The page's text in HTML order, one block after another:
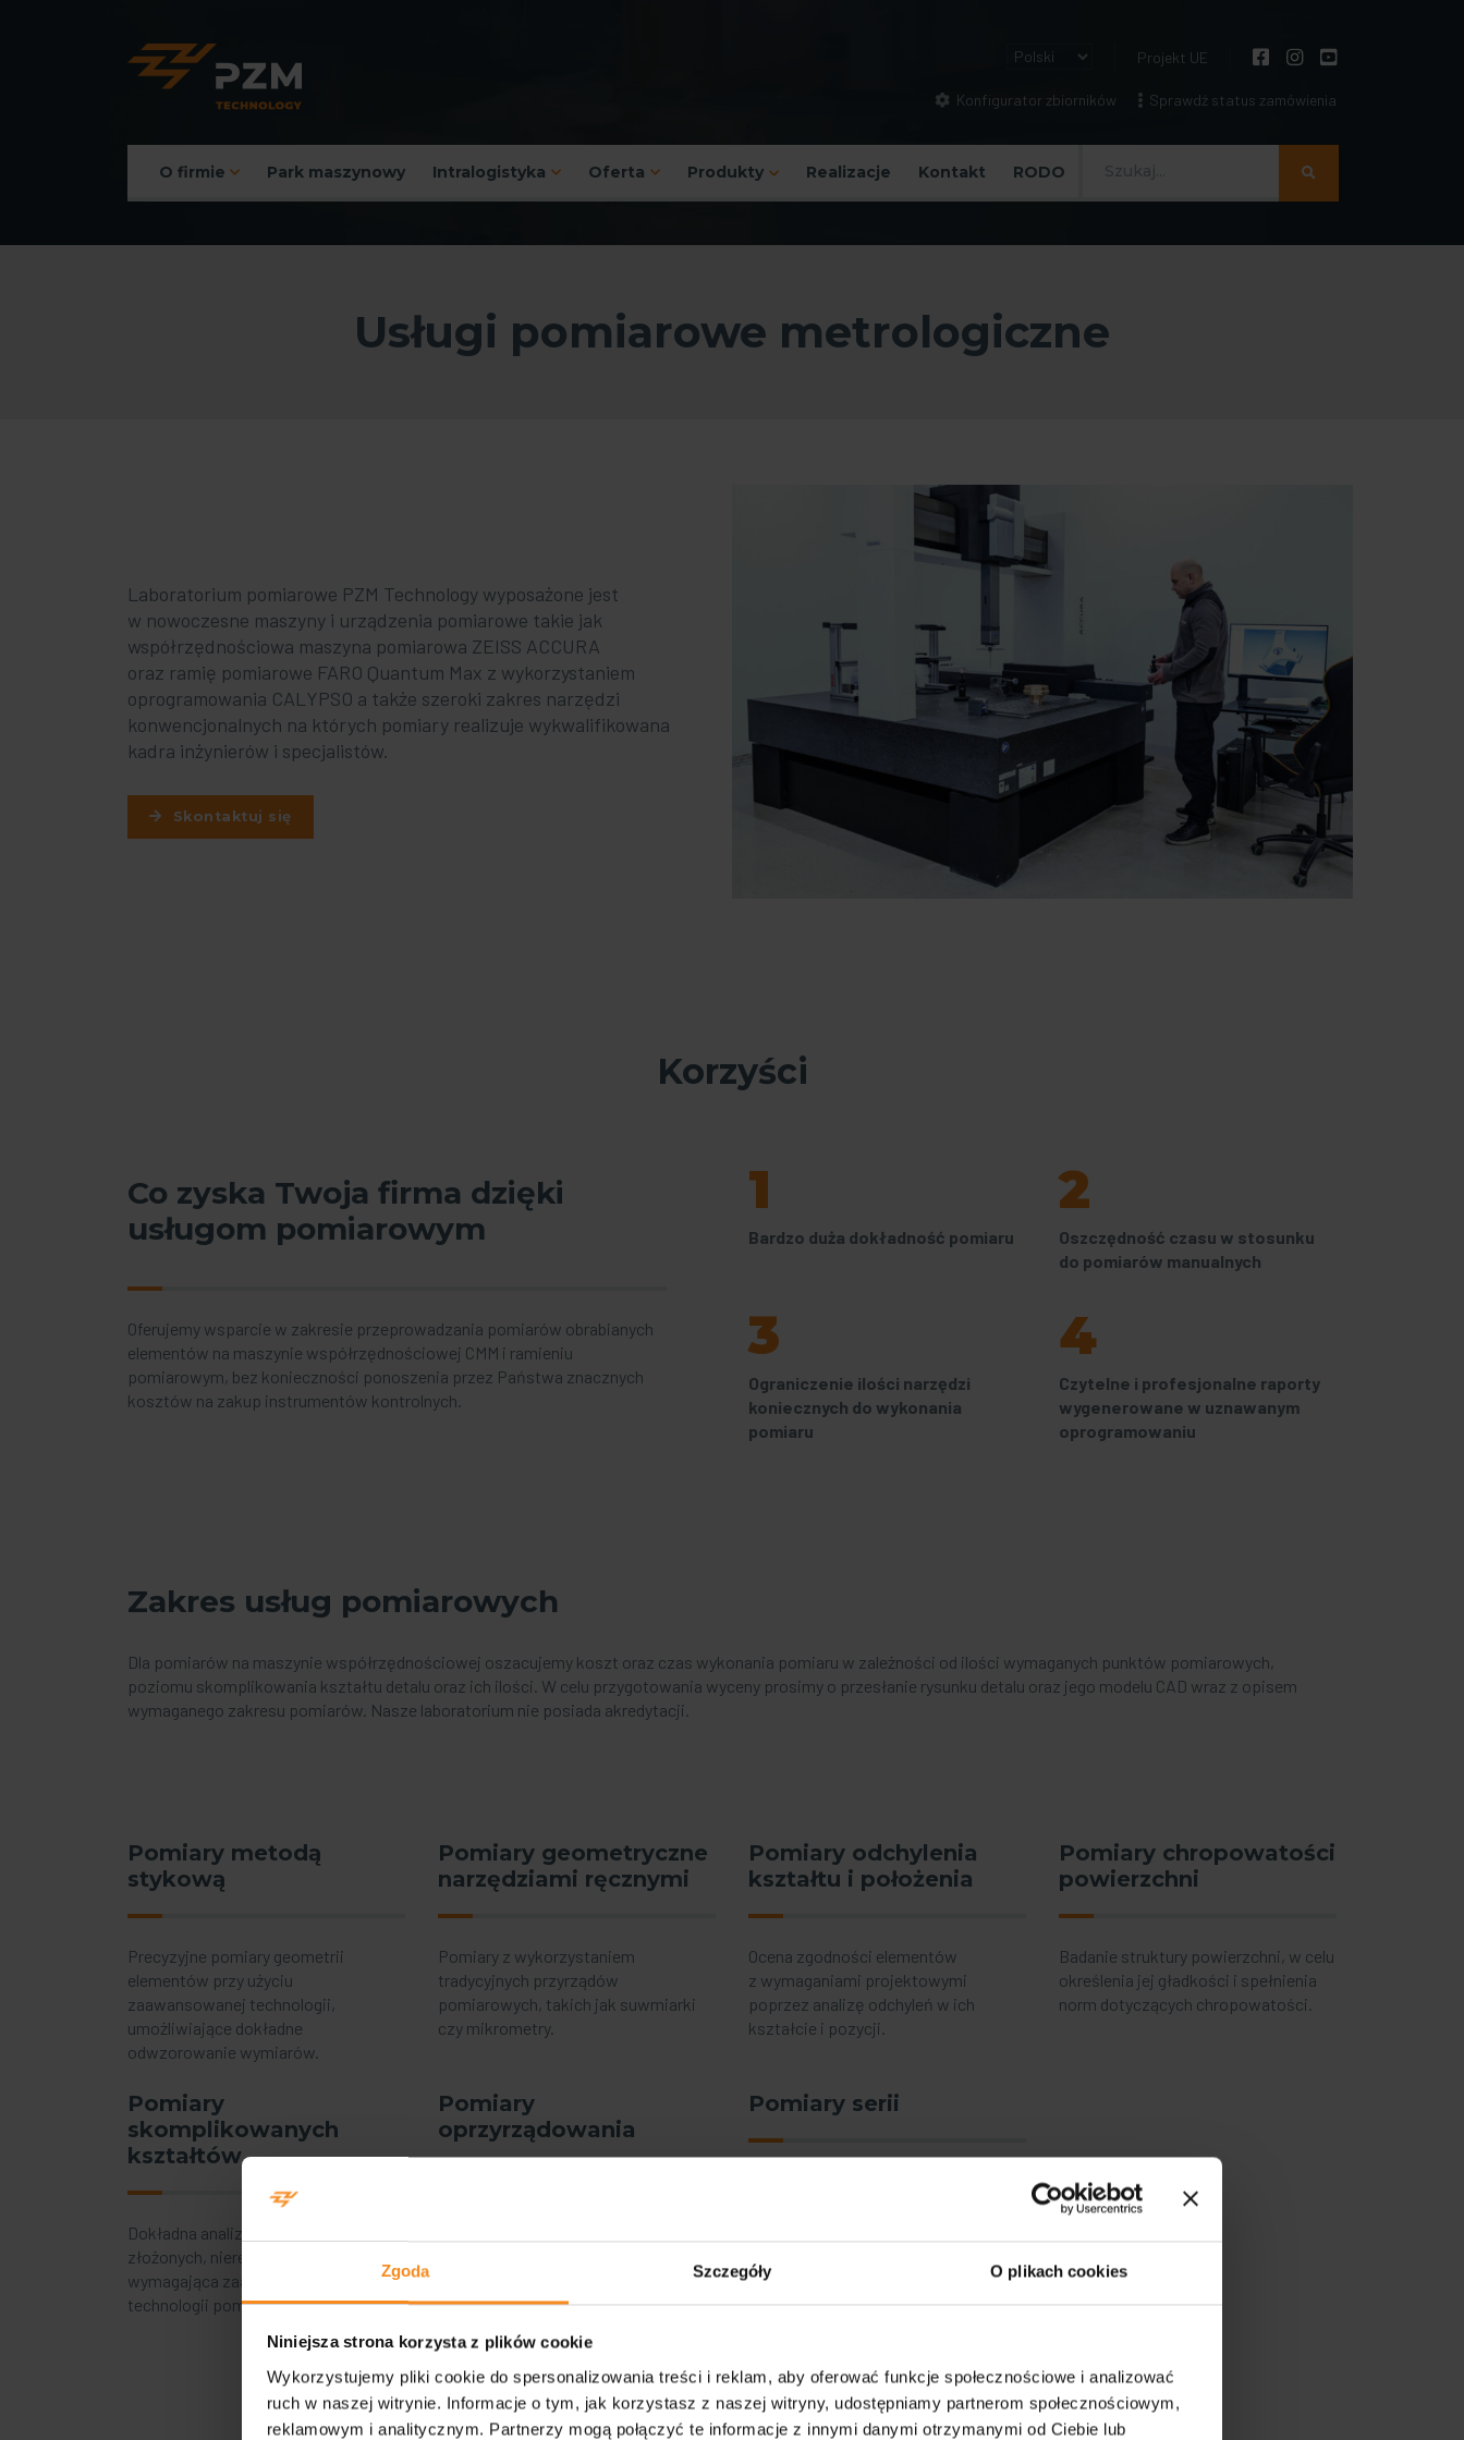
Zgoda Szczegóły O plikach cookies
Niniejsza strona korzysta z plików cookie
Wykorzystujemy pliki cookie do spersonalizowania treści i reklam, aby oferować funkcje społecznościowe i analizować
ruch w naszej witrynie. Informacje o tym, jak korzystasz z naszej witryny, udostępniamy partnerom społecznościowym,
reklamowym i analitycznym. Partnerzy mogą połączyć te informacje z innymi danymi otrzymanymi od Ciebie lub
Projekt UE
Konfigurator zbiorników Sprawdź status zamówienia
Menu główne
O firmie Park maszynowy Intralogistyka Oferta Produkty Realizacje Kontakt RODOSzukaj
Usługi pomiarowe metrologiczne
Laboratorium pomiarowe PZM Technology wyposażone jest
w nowoczesne maszyny i urządzenia pomiarowe takie jak
współrzędnościowa maszyna pomiarowa ZEISS ACCURA
oraz ramię pomiarowe FARO Quantum Max z wykorzystaniem
oprogramowania CALYPSO a także szeroki zakres narzędzi
konwencjonalnych na których pomiary realizuje wykwalifikowana
kadra inżynierów i specjalistów.
Skontaktuj się
Korzyści
Co zyska Twoja firma dzięki
usługom pomiarowym
Oferujemy wsparcie w zakresie przeprowadzania pomiarów obrabianych
elementów na maszynie współrzędnościowej CMM i ramieniu
pomiarowym, bez konieczności ponoszenia przez Państwa znacznych
kosztów na zakup instrumentów kontrolnych.
1
Bardzo duża dokładność pomiaru
2
Oszczędność czasu w stosunku
do pomiarów manualnych
3
Ograniczenie ilości narzędzi
koniecznych do wykonania
pomiaru
4
Czytelne i profesjonalne raporty
wygenerowane w uznawanym
oprogramowaniu
Zakres usług pomiarowych
Dla pomiarów na maszynie współrzędnościowej oszacujemy koszt oraz czas wykonania pomiaru w zależności od ilości wymaganych punktów pomiarowych,
poziomu skomplikowania kształtu detalu oraz ich ilości. W celu przygotowania wyceny prosimy o przesłanie rysunku detalu oraz jego modelu CAD wraz z opisem
wymaganego zakresu pomiarów. Nasze laboratorium nie posiada akredytacji.
Pomiary metodą
stykową
Precyzyjne pomiary geometrii
elementów przy użyciu
zaawansowanej technologii,
umożliwiające dokładne
odwzorowanie wymiarów.
Pomiary geometryczne
narzędziami ręcznymi
Pomiary z wykorzystaniem
tradycyjnych przyrządów
pomiarowych, takich jak suwmiarki
czy mikrometry.
Pomiary odchylenia
kształtu i położenia
Ocena zgodności elementów
z wymaganiami projektowymi
poprzez analizę odchyleń w ich
kształcie i pozycji.
Pomiary chropowatości
powierzchni
Badanie struktury powierzchni, w celu
określenia jej gładkości i spełnienia
norm dotyczących chropowatości.
Pomiary
skomplikowanych
kształtów
Dokładna analiza geometrii
złożonych, nieregularnych obiektów,
wymagająca zaawansowanej
technologii pomiarowej.
Pomiary
oprzyrządowania
Pomiary serii
pomiarowych.